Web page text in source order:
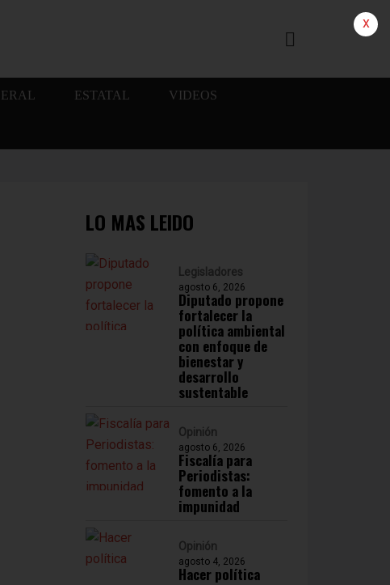
x
ESTATAL VIDEOS
LO MAS LEIDO
Legisladores
agosto 6, 2026
Diputado propone
fortalecer la
política ambiental
con enfoque de
bienestar y
desarrollo
sustentable
Opinión
agosto 6, 2026
Fiscalía para
Periodistas:
fomento a la
impunidad
Opinión
agosto 4, 2026
Hacer política